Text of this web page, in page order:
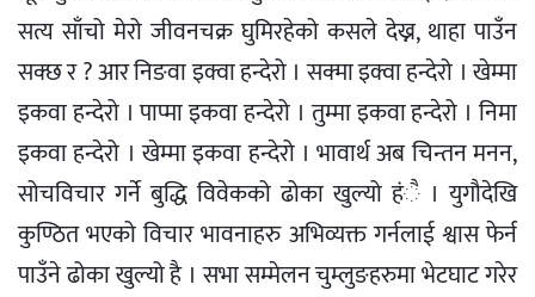
सत्य साँचो मेरो जीवनचक्र घुमिरहेको कसले देख्न, थाहा पाउँन
सक्छ र ? आर निङवा इक्वा हन्देरो । सक्मा इक्वा हन्देरो । खेम्मा
इकवा हन्देरो । पाप्मा इकवा हन्देरो । तुम्मा इकवा हन्देरो । निमा
इकवा हन्देरो । खेम्मा इकवा हन्देरो । भावार्थ अब चिन्तन मनन,
सोचविचार गर्ने बुद्धि विवेकको ढोका खुल्यो हंै । युगौदेखि
कुण्ठित भएको विचार भावनाहरु अभिव्यक्त गर्नलाई श्वास फेर्न
पाउँने ढोका खुल्यो है । सभा सम्मेलन चुम्लुङहरुमा भेटघाट गरेर